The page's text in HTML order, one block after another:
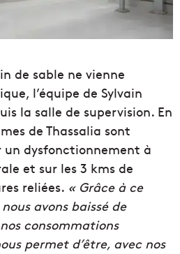
de sable ne vienne
l’équipe de Sylvain
la salle de supervision. En
de Thassalia sont
dysfonctionnement à
et sur les 3 kms de
reliées. « Grâce à ce
avons baissé de
consommations
permet d’être, avec nos